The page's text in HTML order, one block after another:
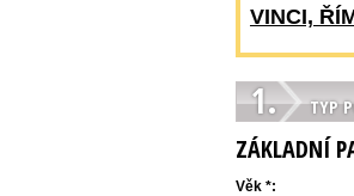
VINCI,
1. TYP
ZÁKLADNÍ
Věk *: